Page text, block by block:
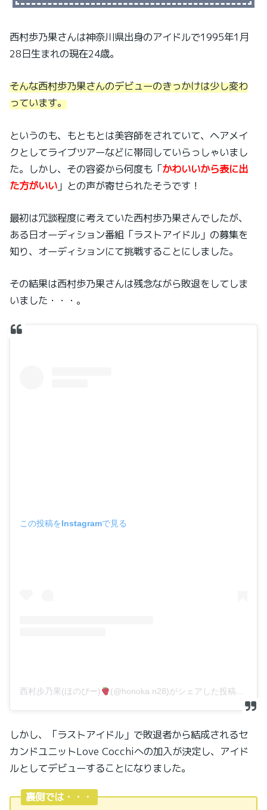
西村歩乃果さんは神奈川県出身のアイドルで1995年1月
28日生まれの現在24歳。
そんな西村歩乃果さんのデビューのきっかけは少し変わ
っています。
というのも、もともとは美容師をされていて、ヘアメイ
クとしてライブツアーなどに帯同していらっしゃいまし
た。しかし、その容姿から何度も「かわいいから表に出
た方がいい 」との声が寄せられたそうです！
最初は冗談程度に考えていた西村歩乃果さんでしたが、
ある日オーディション番組「ラストアイドル」の募集を
知り、オーディションにて挑戦することにしました。
その結果は西村歩乃果さんは残念ながら敗退をしてしま
いました・・・。
この投稿をInstagramで見る
西村歩乃果(ほのぴー) (@honoka.n28)がシェアした投稿
しかし、「ラストアイドル」で敗退者から結成されるセ
カンドユニットLove Cocchiへの加入が決定し、アイド
ルとしてデビューすることになりました。
裏側では・・・